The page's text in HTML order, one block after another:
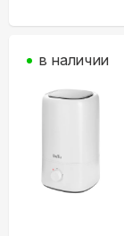
в наличии